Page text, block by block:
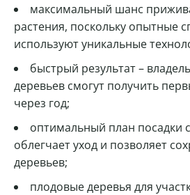
максимальный шанс
растения, поскольку опытные
используют уникальные
быстрый результат –
деревьев смогут получить
через год;
оптимальный план посадки
облегчает уход и позволяет
деревьев;
плодовые деревья для